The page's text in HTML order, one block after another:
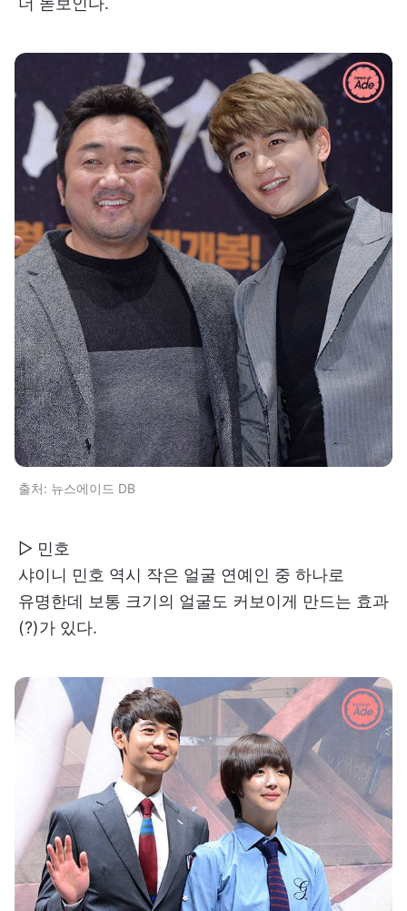
출처: 뉴스에이드 DB
▷ 민호
샤이니 민호 역시 작은 얼굴 연예인 중 하나로
유명한데 보통 크기의 얼굴도 커보이게 만드는 효과
(?)가 있다.